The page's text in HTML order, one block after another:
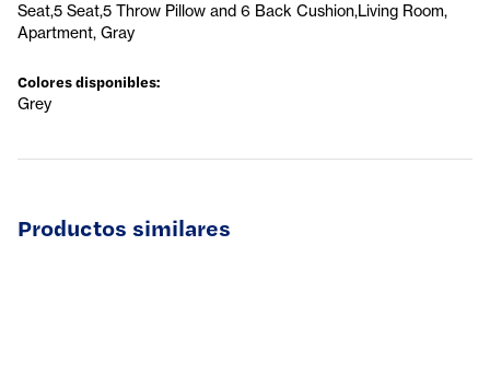
Seat,5 Seat,5 Throw Pillow and 6 Back Cushion,Living Room,
Apartment, Gray
Colores disponibles:
Grey
Productos similares